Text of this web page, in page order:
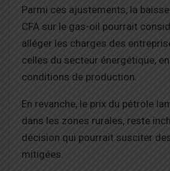
Parmi ces ajustements, la
CFA sur le gas-oil pourrait
alléger les charges des
celles du secteur énergétique,
conditions de production.
En revanche, le prix du pétrole
dans les zones rurales, reste
décision qui pourrait susciter
mitigées.